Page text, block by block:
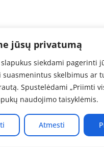
jūsų privatumą
siekdami pagerinti
skelbimus ar
Spustelėdami „Priimti
naudojimo taisyklėmis.
Atmesti